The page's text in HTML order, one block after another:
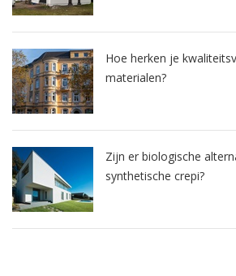
Hoe herken je
materialen?
Zijn er biologische
synthetische crepi?